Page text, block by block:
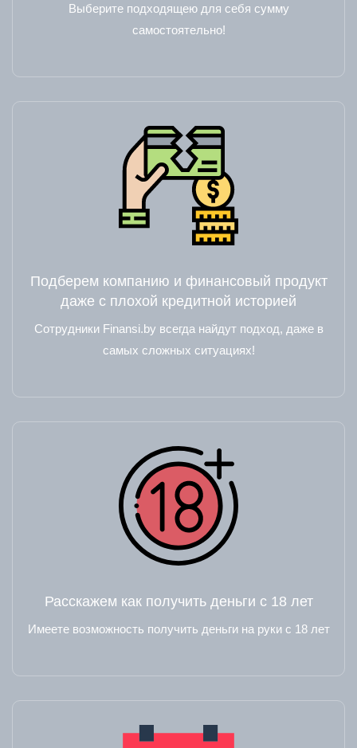
Выберите подходящею для себя сумму
самостоятельно!
Подберем компанию и финансовый продукт
даже с плохой кредитной историей
Сотрудники Finansi.by всегда найдут подход, даже в
самых сложных ситуациях!
Расскажем как получить деньги с 18 лет
Имеете возможность получить деньги на руки с 18 лет